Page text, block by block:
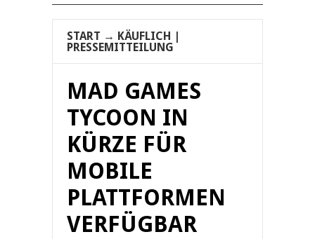
START → KÄUFLICH
PRESSEMITTEILUNG
MAD GAMES
TYCOON IN
KÜRZE FÜR
MOBILE
PLATTFORMEN
VERFÜGBAR